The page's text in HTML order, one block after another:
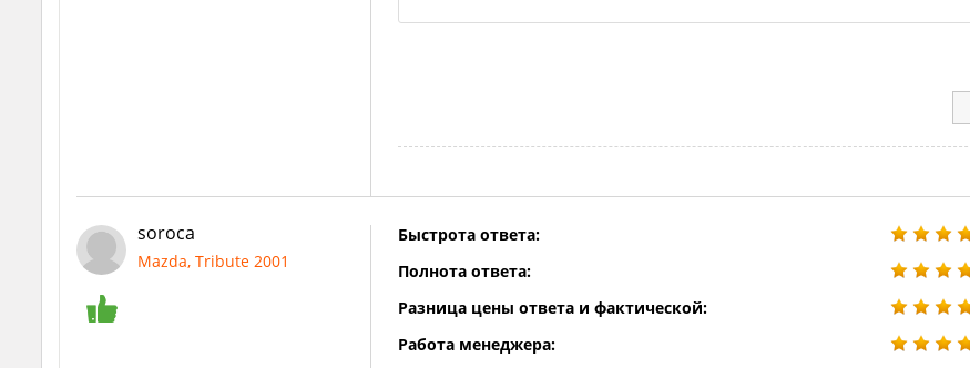
soroca
Mazda, Tribute 2001
Быстрота ответа:
Полнота ответа:
Разница цены ответа и фактической:
Работа менеджера: